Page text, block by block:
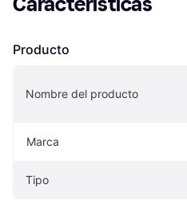
Producto
Nombre del producto
Marca
Tipo